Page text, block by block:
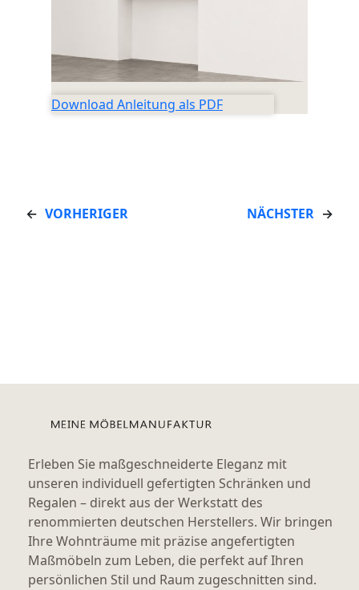
Download Anleitung als PDF
← VORHERIGER NÄCHSTER →
Erleben Sie maßgeschneiderte Eleganz mit
unseren individuell gefertigten Schränken und
Regalen – direkt aus der Werkstatt des
renommierten deutschen Herstellers. Wir bringen
Ihre Wohnträume mit präzise angefertigten
Maßmöbeln zum Leben, die perfekt auf Ihren
persönlichen Stil und Raum zugeschnitten sind.